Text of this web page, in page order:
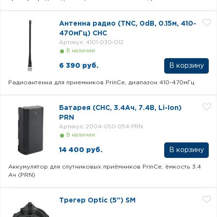
Антенна радио (TNC, 0dB, 0.15м, 410-
470мГц) CHC
В наличии
Артикул: 4101-030-012
6 390 руб.
Радиоантенна для приемников PrinCe, диапазон 410-470мГц
Батарея (CHC, 3.4Ач, 7.4В, Li-Ion)
PRN
В наличии
Артикул: 2004-050-054-PRN
14 400 руб.
Аккумулятор для спутниковых приёмников PrinCe, ёмкость 3.4
Ач (PRN)
Трегер Optic (5") SM